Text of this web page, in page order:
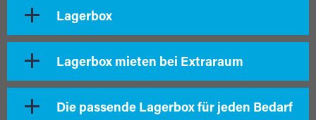
Lagerbox
Lagerbox mieten bei Extraraum
Die passende Lagerbox für jeden Bedarf